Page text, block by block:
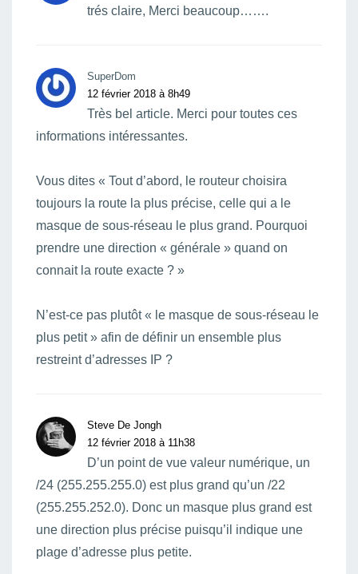
trés claire, Merci beaucoup…….
SuperDom
12 février 2018 à 8h49
Très bel article. Merci pour toutes ces
informations intéressantes.
Vous dites « Tout d’abord, le routeur choisira
toujours la route la plus précise, celle qui a le
masque de sous-réseau le plus grand. Pourquoi
prendre une direction « générale » quand on
connait la route exacte ? »
N’est-ce pas plutôt « le masque de sous-réseau le
plus petit » afin de définir un ensemble plus
restreint d’adresses IP ?
Steve De Jongh
12 février 2018 à 11h38
D’un point de vue valeur numérique, un
/24 (255.255.255.0) est plus grand qu’un /22
(255.255.252.0). Donc un masque plus grand est
une direction plus précise puisqu’il indique une
plage d’adresse plus petite.